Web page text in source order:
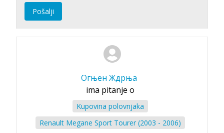
Pošalji
Огњен Ждрња
ima pitanje o
Kupovina polovnjaka
Renault Megane Sport Tourer (2003 - 2006)